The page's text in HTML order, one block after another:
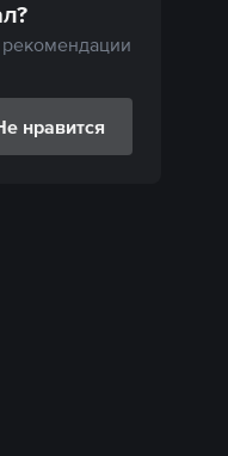
?
нравится